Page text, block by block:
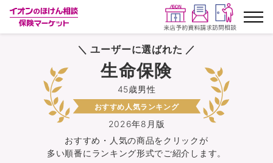
ランキングから探す
保険を比較する
保険会社から探す
イオンカード会員さま専用保険
＼ ユーザーに選ばれた ／
2026年8月版
45歳男性
生命保険
おすすめ人気ランキング
おすすめ・人気の商品をクリックが
多い順番にランキング形式でご紹介します。